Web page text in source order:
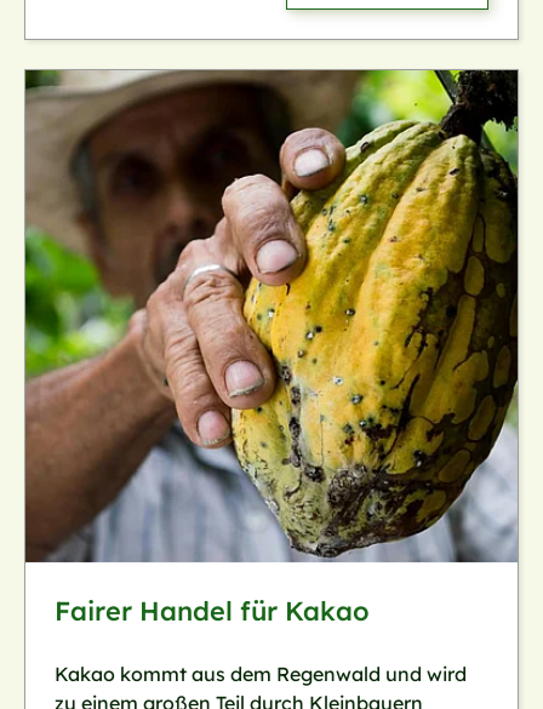
Fairer Handel für Kakao
Kakao kommt aus dem Regenwald und wird
zu einem großen Teil durch Kleinbauern